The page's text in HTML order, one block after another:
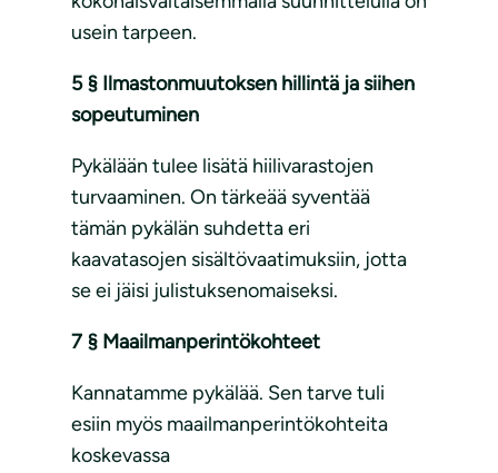
usein tarpeen.
5 § Ilmastonmuutoksen hillintä ja siihen
sopeutuminen
Pykälään tulee lisätä hiilivarastojen
turvaaminen. On tärkeää syventää
tämän pykälän suhdetta eri
kaavatasojen sisältövaatimuksiin, jotta
se ei jäisi julistuksenomaiseksi.
7 § Maailmanperintökohteet
Kannatamme pykälää. Sen tarve tuli
esiin myös maailmanperintökohteita
koskevassa